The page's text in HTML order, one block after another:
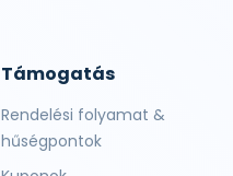
Támogatás
Rendelési folyamat &
hűségpontok